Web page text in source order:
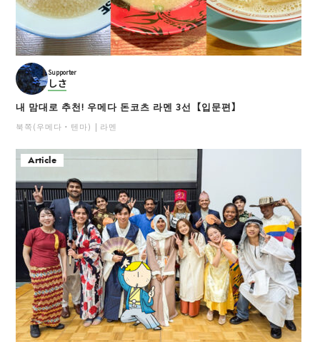
Supporter
しさ
내 맘대로 추천! 우메다 돈코츠 라멘 3선【입문편】
북쪽(우메다・텐마) 라멘
Article